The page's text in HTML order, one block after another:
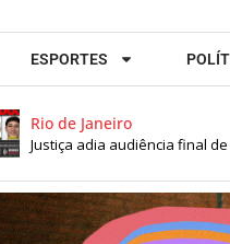
ESPORTES
Rio de Janeiro
Justiça adia audiência final de